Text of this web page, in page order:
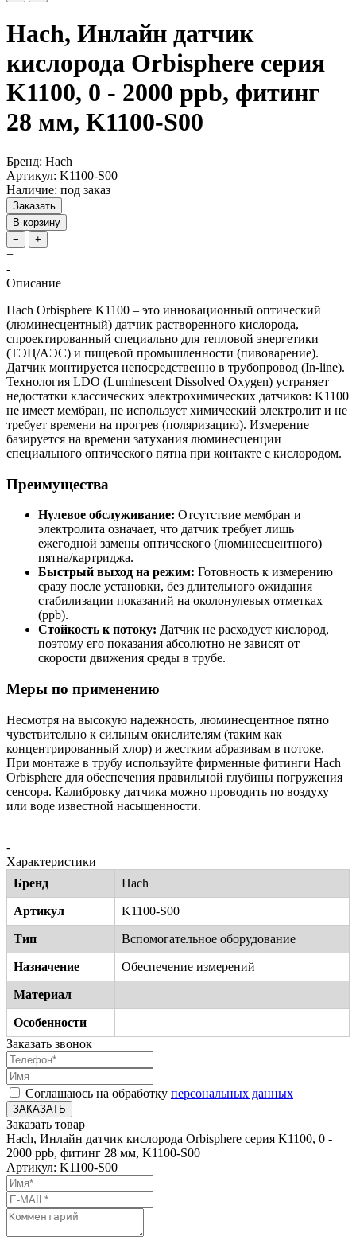
Hach, Инлайн датчик
кислорода Orbisphere серия
K1100, 0 - 2000 ppb, фитинг
28 мм, K1100-S00
Бренд: Hach
Артикул: K1100-S00
Наличие: под заказ
Заказать
В корзину
−
+
+
-
Описание
Hach Orbisphere K1100 – это инновационный оптический
(люминесцентный) датчик растворенного кислорода,
спроектированный специально для тепловой энергетики
(ТЭЦ/АЭС) и пищевой промышленности (пивоварение).
Датчик монтируется непосредственно в трубопровод (In-line).
Технология LDO (Luminescent Dissolved Oxygen) устраняет
недостатки классических электрохимических датчиков: K1100
не имеет мембран, не использует химический электролит и не
требует времени на прогрев (поляризацию). Измерение
базируется на времени затухания люминесценции
специального оптического пятна при контакте с кислородом.
Преимущества
Нулевое обслуживание: Отсутствие мембран и
электролита означает, что датчик требует лишь
ежегодной замены оптического (люминесцентного)
пятна/картриджа.
Быстрый выход на режим: Готовность к измерению
сразу после установки, без длительного ожидания
стабилизации показаний на околонулевых отметках
(ppb).
Стойкость к потоку: Датчик не расходует кислород,
поэтому его показания абсолютно не зависят от
скорости движения среды в трубе.
Меры по применению
Несмотря на высокую надежность, люминесцентное пятно
чувствительно к сильным окислителям (таким как
концентрированный хлор) и жестким абразивам в потоке.
При монтаже в трубу используйте фирменные фитинги Hach
Orbisphere для обеспечения правильной глубины погружения
сенсора. Калибровку датчика можно проводить по воздуху
или воде известной насыщенности.
+
-
Характеристики
Бренд
Hach
Артикул K1100-S00
Тип Вспомогательное оборудование
Назначение Обеспечение измерений
Материал —
Особенности
—
Заказать звонок
Соглашаюсь на обработку персональных данных
ЗАКАЗАТЬ
Заказать товар
Hach, Инлайн датчик кислорода Orbisphere серия K1100, 0 -
2000 ppb, фитинг 28 мм, K1100-S00
Артикул: K1100-S00